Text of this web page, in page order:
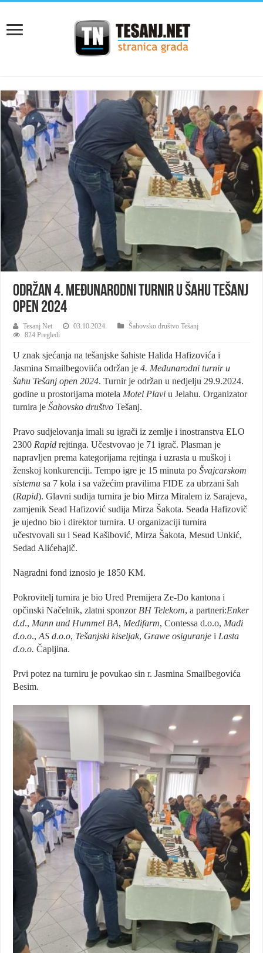
Održan 4. Međunarodni turnir u šahu Tešanj
open 2024
Tesanj Net 03.10.2024.
Šahovsko društvo Tešanj
824 Pregledi
U znak sjećanja na tešanjske šahiste Halida Hafizovića i
Jasmina Smailbegoviića održan je4. Međunarodni turnir u
šahu Tešanj open 2024. Turnir je održan u nedjelju 29.9.2024.
godine u prostorijama motela Motel Plavi u Jelahu. Organizator
turnira jeŠahovsko društvo Tešanj.
Pravo sudjelovanja imali su igrači iz zemlje i inostranstva ELO
2300 Rapid rejtinga. Učestvovao je 71 igrač. Plasman je
napravljen prema kategorijama rejtinga i uzrasta u muškoj i
ženskoj konkurenciji. Tempo igre je 15 minuta poŠvajcarskom
sistemu sa 7 kola i sa važećim pravilima FIDE za ubrzani šah
(Rapid). Glavni sudija turnira je bio Mirza Miralem iz Sarajeva,
zamjenik Sead Hafizović sudija Mirza Šakota. Seada Hafizovič
je ujedno bio i direktor turnira. U organizaciji turnira
učestvovali su i Sead Kašibović, Mirza Šakota, Mesud Unkić,
Sedad Alićehajič.
Nagradni fond iznosio je 1850 KM.
Pokrovitelj turnira je bio Ured Premijera Ze-Do kantona i
opčinski Načelnik, zlatni sponzor BH Telekom, a partneri:Enker
d.d., Mann und Hummel BA, Medifarm, Contessa d.o.o, Madi
d.o.o.,AS d.o.o, Tešanjski kiseljak, Grawe osiguranje i Lasta
d.o.o. Čapljina.
Prvi potez na turniru je povukao sin r. Jasmina Smailbegovića
Besim.